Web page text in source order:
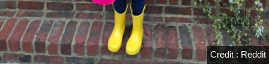
Credit : Reddit